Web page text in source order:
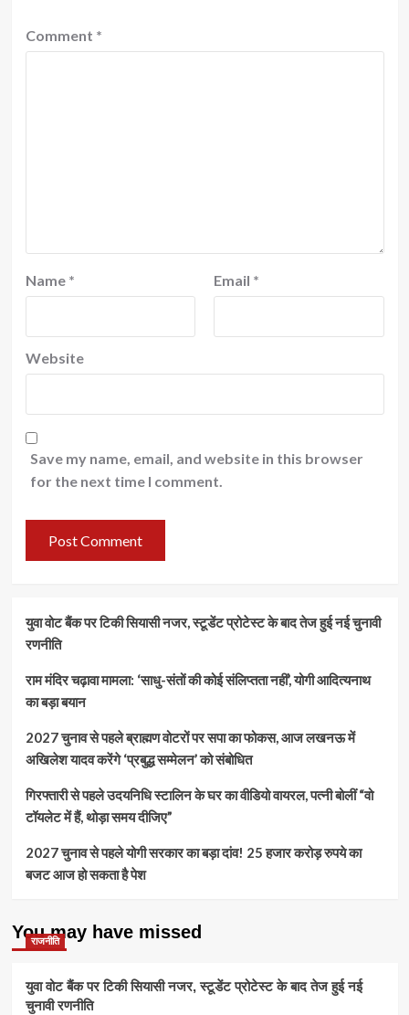
Comment *
Name * Email *
Website
Save my name, email, and website in this browser
for the next time I comment.
युवा वोट बैंक पर टिकी सियासी नजर, स्टूडेंट प्रोटेस्ट के बाद तेज हुई नई चुनावी
रणनीति
राम मंदिर चढ़ावा मामला: ‘साधु-संतों की कोई संलिप्तता नहीं’, योगी आदित्यनाथ
का बड़ा बयान
2027 चुनाव से पहले ब्राह्मण वोटरों पर सपा का फोकस, आज लखनऊ में
अखिलेश यादव करेंगे ‘प्रबुद्ध सम्मेलन’ को संबोधित
गिरफ्तारी से पहले उदयनिधि स्टालिन के घर का वीडियो वायरल, पत्नी बोलीं “वो
टॉयलेट में हैं, थोड़ा समय दीजिए”
2027 चुनाव से पहले योगी सरकार का बड़ा दांव! 25 हजार करोड़ रुपये का
बजट आज हो सकता है पेश
You may have missed
राजनीति
युवा वोट बैंक पर टिकी सियासी नजर, स्टूडेंट प्रोटेस्ट के बाद तेज हुई नई
चुनावी रणनीति